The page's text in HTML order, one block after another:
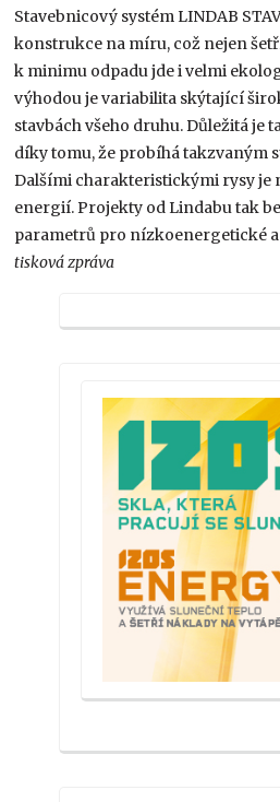
Stavebnicový systém LINDAB
konstrukce na míru, což nejen
k minimu odpadu jde i velmi
výhodou je variabilita skýtající
stavbách všeho druhu. Důležitá je
díky tomu, že probíhá takzvaným
Dalšími charakteristickými rysy je
energií. Projekty od Lindabu tak
parametrů pro nízkoenergetické a
tisková zpráva